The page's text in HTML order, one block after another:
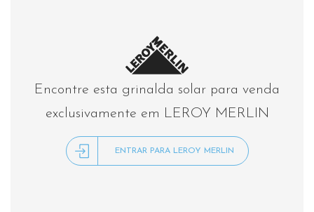
Encontre esta grinalda solar para venda
exclusivamente em LEROY MERLIN
ENTRAR PARA LEROY MERLIN